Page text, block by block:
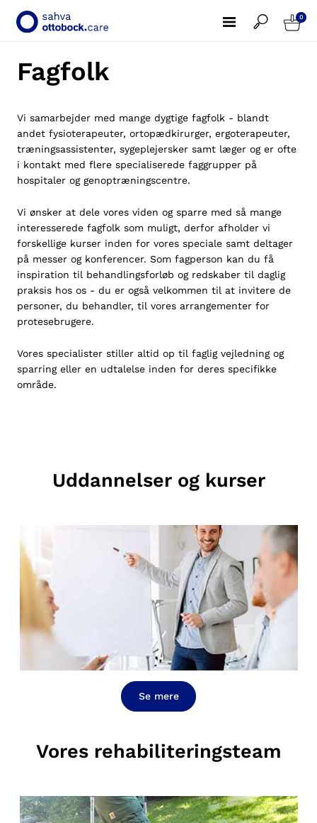
0
Fagfolk
Vi samarbejder med mange dygtige fagfolk - blandt
andet fysioterapeuter, ortopædkirurger, ergoterapeuter,
træningsassistenter, sygeplejersker samt læger og er ofte
i kontakt med flere specialiserede faggrupper på
hospitaler og genoptræningscentre.
Vi ønsker at dele vores viden og sparre med så mange
interesserede fagfolk som muligt, derfor afholder vi
forskellige kurser inden for vores speciale samt deltager
på messer og konferencer. Som fagperson kan du få
inspiration til behandlingsforløb og redskaber til daglig
praksis hos os - du er også velkommen til at invitere de
personer, du behandler, til vores arrangementer for
protesebrugere.
Vores specialister stiller altid op til faglig vejledning og
sparring eller en udtalelse inden for deres specifikke
område.
Uddannelser og kurser
Se mere
Vores rehabiliteringsteam